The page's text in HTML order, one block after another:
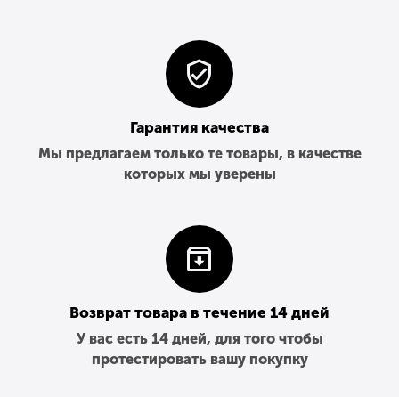
Гарантия качества
Мы предлагаем только те товары, в качестве
которых мы уверены
Возврат товара в течение 14 дней
У вас есть 14 дней, для того чтобы
протестировать вашу покупку